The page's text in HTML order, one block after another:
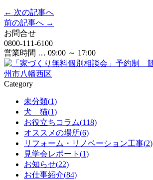
← 次の記事へ
前の記事へ →
お問合せ
0800-111-6100
営業時間 … 09:00 ～ 17:00
Category
未分類(1)
犬 猫(1)
お役立ちコラム(118)
オススメの場所(6)
リフォーム・リノベーション工事(2)
見学会レポート(1)
お知らせ(22)
お仕事紹介(84)